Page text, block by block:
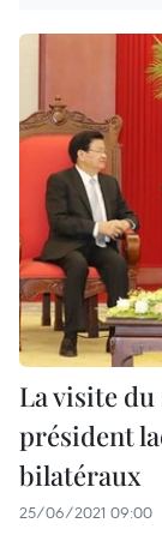
La visite
président
bilatéraux
25/06/2021 09:00